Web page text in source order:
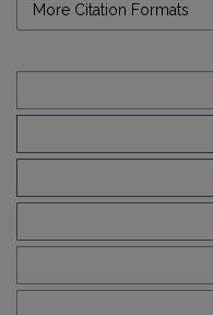
More Citation Formats